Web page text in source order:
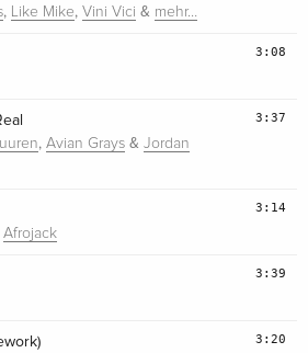
, Like Mike,Vini Vici & mehr…
3:08
,Avian Grays &Jordan
3:37
Afrojack
3:14
3:39
3:20